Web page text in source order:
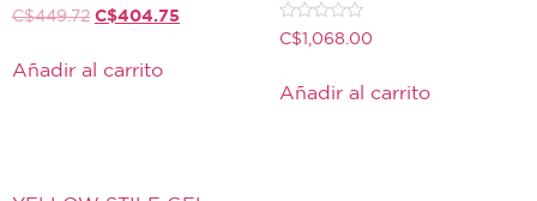
Valorado
con
5
C$449.72 C$404.75
Añadir al carrito
Valorado
con
5
C$1,068.00
Añadir al carrito